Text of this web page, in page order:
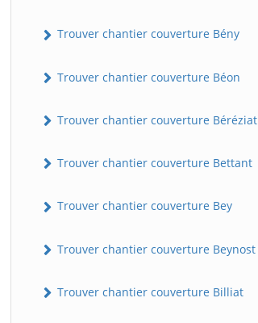
Trouver chantier couverture Bény
Trouver chantier couverture Béon
Trouver chantier couverture Béréziat
Trouver chantier couverture Bettant
Trouver chantier couverture Bey
Trouver chantier couverture Beynost
Trouver chantier couverture Billiat